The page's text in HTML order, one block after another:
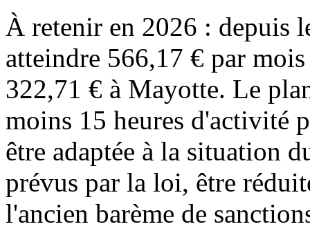
À retenir en 2026 : depuis
atteindre 566,17 € par
322,71 € à Mayotte. Le
moins 15 heures d'activité
être adaptée à la situation
prévus par la loi, être
l'ancien barème de